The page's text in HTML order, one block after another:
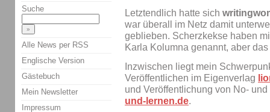
Letztendlich hatte sich
war überall im Netz damit
geblieben. Scherzkekse haben
Karla Kolumna genannt, aber
Inzwischen liegt mein
Veröffentlichen im Eigenverlag
und Veröffentlichung von No-
und-lernen.de.
Suche
Alle News per RSS
Englische Version
Gästebuch
Mein Newsletter
Impressum